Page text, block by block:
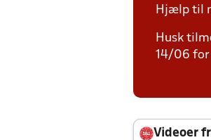
Hjælp til
Husk
14/06 for
Videoer